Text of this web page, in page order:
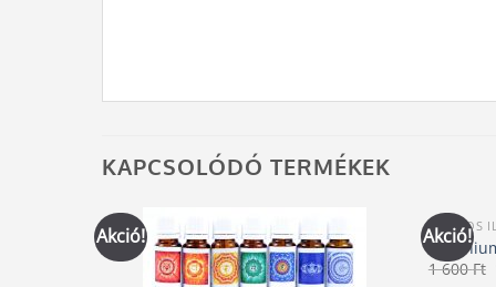
KAPCSOLÓDÓ TERMÉKEK
Akció! Akció!
100%-OS
1 600Ft